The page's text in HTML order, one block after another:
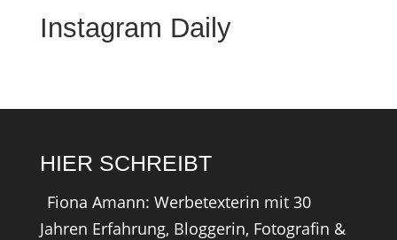
Instagram Daily
HIER SCHREIBT
Fiona Amann: Werbetexterin mit 30
Jahren Erfahrung, Bloggerin, Fotografin &